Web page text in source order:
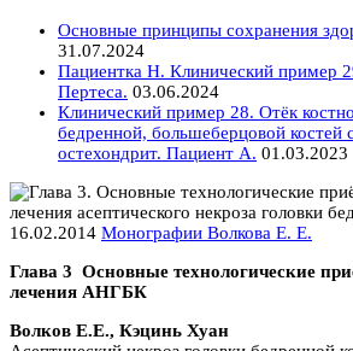
Основные принципы сохранения
31.07.2024
Пациентка Н. Клинический пример
Пертеса. 03.06.2024
Клинический пример 28. Отёк
бедренной, большеберцовой костей
остехондрит. Пациент А. 01.03.2023
16.02.2014 Монографии Волкова Е. Е.
Глава 3 Основные технологические
лечения АНГБК
Волков Е.Е., Кэцинь Хуан